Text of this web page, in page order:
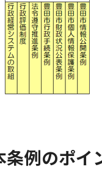
例のポイ